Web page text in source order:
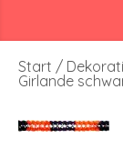
Start /
Girlande